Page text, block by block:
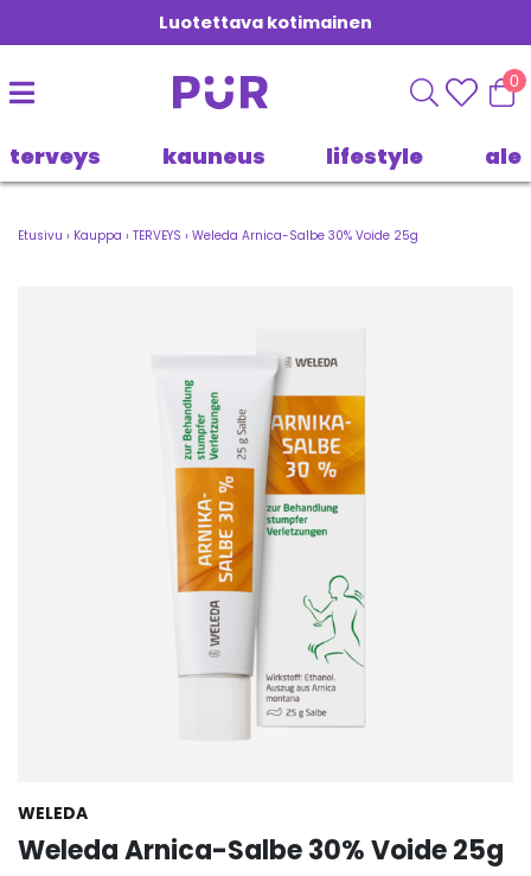
Luotettava kotimainen
0
terveys kauneus lifestyle ale
Etusivu › Kauppa › TERVEYS › Weleda Arnica-Salbe 30% Voide 25g
WELEDA
Weleda Arnica-Salbe 30% Voide 25g